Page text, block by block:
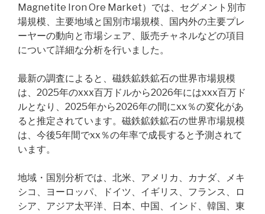
Magnetite Iron Ore Market）では、セグメント別市
場規模、主要地域と国別市場規模、国内外の主要プレ
ーヤーの動向と市場シェア、販売チャネルなどの項目
について詳細な分析を行いました。
最新の調査によると、磁鉄鉱鉄鉱石の世界市場規模
は、2025年のxxx百万ドルから2026年にはxxx百万ド
ルとなり、2025年から2026年の間にxx％の変化があ
ると推定されています。磁鉄鉱鉄鉱石の世界市場規模
は、今後5年間でxx％の年率で成長すると予測されて
います。
地域・国別分析では、北米、アメリカ、カナダ、メキ
シコ、ヨーロッパ、ドイツ、イギリス、フランス、ロ
シア、アジア太平洋、日本、中国、インド、韓国、東